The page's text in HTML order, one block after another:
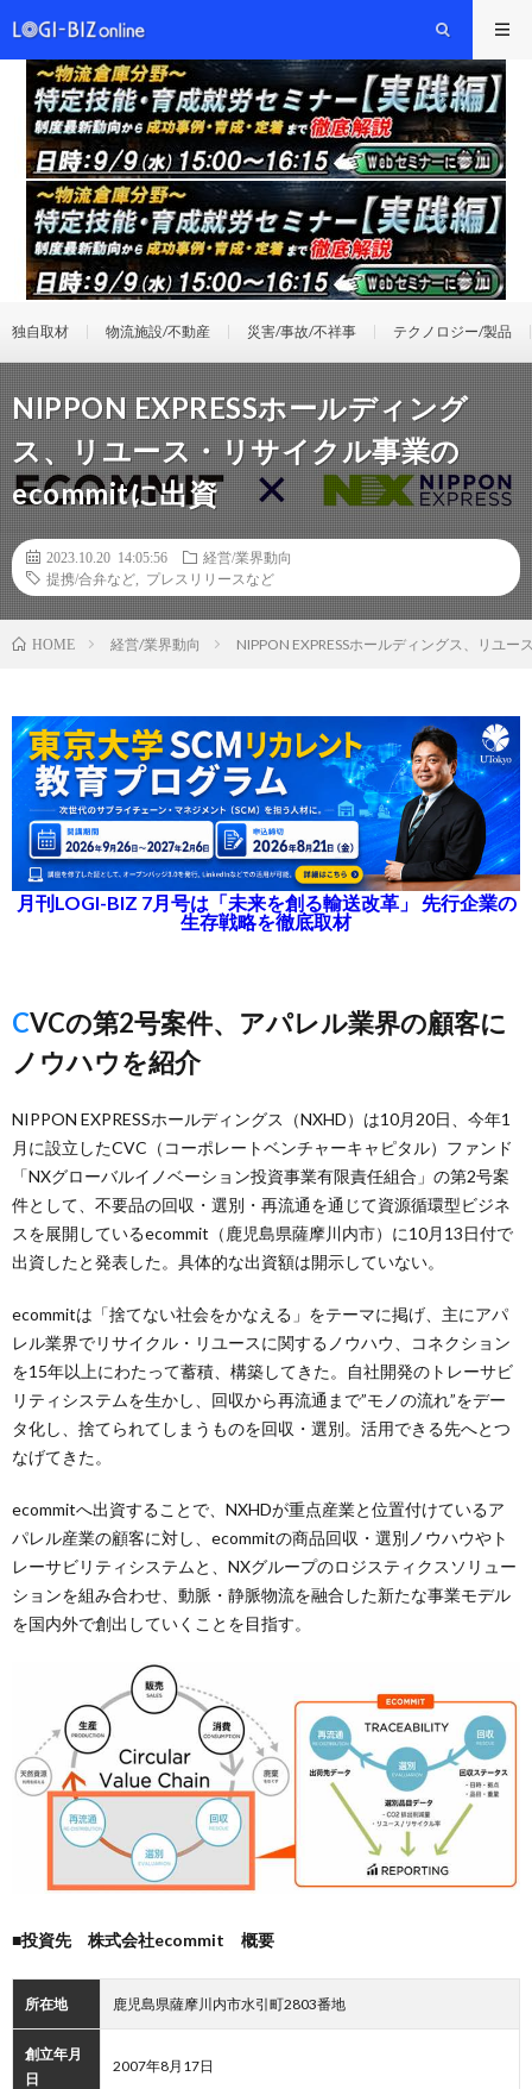
独自取材 物流施設/不動産 災害/事故/不祥事 テクノロジー/製品
NIPPON EXPRESSホールディング
ス、リユース・リサイクル事業の
ecommitに出資
2023.10.20 14:05:56
経営/業界動向
提携/合弁など
プレスリリースなど
HOME 経営/業界動向 NIPPON EXPRESSホールディングス、リユ
月刊LOGI-BIZ 7月号は「未来を創る輸送改革」 先行企業の
生存戦略を徹底取材
CVCの第2号案件、アパレル業界の顧客に
ノウハウを紹介
NIPPON EXPRESSホールディングス（NXHD）は10月20日、今年1
月に設立したCVC（コーポレートベンチャーキャピタル）ファンド
「NXグローバルイノベーション投資事業有限責任組合」の第2号案
件として、不要品の回収・選別・再流通を通じて資源循環型ビジネ
スを展開しているecommit（鹿児島県薩摩川内市）に10月13日付で
出資したと発表した。具体的な出資額は開示していない。
ecommitは「捨てない社会をかなえる」をテーマに掲げ、主にアパ
レル業界でリサイクル・リユースに関するノウハウ、コネクション
を15年以上にわたって蓄積、構築してきた。自社開発のトレーサビ
リティシステムを生かし、回収から再流通まで”モノの流れ”をデー
タ化し、捨てられてしまうものを回収・選別。活用できる先へとつ
なげてきた。
ecommitへ出資することで、NXHDが重点産業と位置付けているア
パレル産業の顧客に対し、ecommitの商品回収・選別ノウハウやト
レーサビリティシステムと、NXグループのロジスティクスソリュー
ションを組み合わせ、動脈・静脈物流を融合した新たな事業モデル
を国内外で創出していくことを目指す。
■投資先 株式会社ecommit 概要
所在地 鹿児島県薩摩川内市水引町2803番地
創立年月
日
2007年8月17日